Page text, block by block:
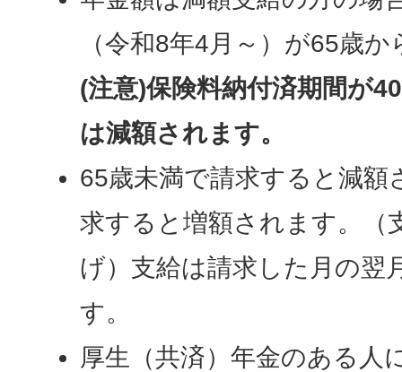
（令和8年4月～）が65歳
(注意)保険料納付済期間が
は減額されます。
65歳未満で請求すると減額
求すると増額されます。（
げ）支給は請求した月の翌
す。
厚生（共済）年金のある人